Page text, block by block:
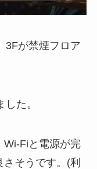
3Fが禁煙フロア
た。
Wi-Fiと電源が完
そうです。(利